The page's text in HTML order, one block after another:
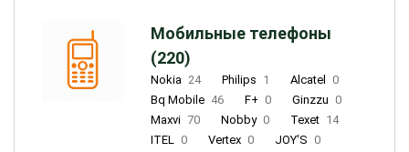
Мобильные телефоны
(220)
Nokia 24 Philips 1 Alcatel
0
Bq Mobile 46 F+ 0 Ginzzu 0
Maxvi 70 Nobby 0 Texet 14
ITEL 0 Vertex 0 JOY'S 0